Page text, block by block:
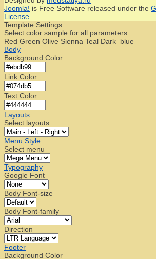
Joomla! is Free Software released under the
License.
Template Settings
Select color sample for all parameters
Red Green Olive Sienna Teal Dark_blue
Body
Background Color
Link Color
Text Color
Layouts
Select layouts
Menu Style
Select menu
Typography
Google Font
Body Font-size
Body Font-family
Direction
Footer
Background Color